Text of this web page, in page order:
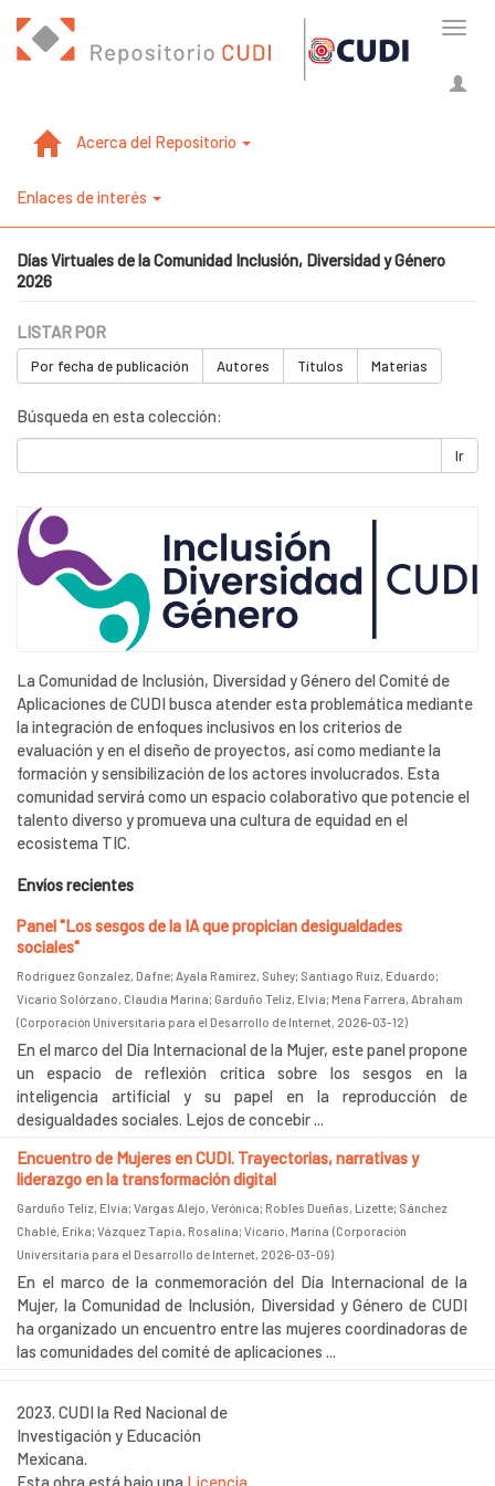
Acerca del Repositorio
Enlaces de interés
Días Virtuales de la Comunidad Inclusión, Diversidad y Género
2026
LISTAR POR
Por fecha de publicación Autores Títulos Materias
Búsqueda en esta colección:
Ir
La Comunidad de Inclusión, Diversidad y Género del Comité de
Aplicaciones de CUDI busca atender esta problemática mediante
la integración de enfoques inclusivos en los criterios de
evaluación y en el diseño de proyectos, así como mediante la
formación y sensibilización de los actores involucrados. Esta
comunidad servirá como un espacio colaborativo que potencie el
talento diverso y promueva una cultura de equidad en el
ecosistema TIC.
Envíos recientes
Panel "Los sesgos de la IA que propician desigualdades
sociales"
Rodriguez Gonzalez, Dafne; Ayala Ramírez, Suhey; Santiago Ruiz, Eduardo;
Vicario Solórzano, Claudia Marina; Garduño Teliz, Elvia; Mena Farrera, Abraham
(Corporación Universitaria para el Desarrollo de Internet 2026-03-12)
En el marco del Día Internacional de la Mujer, este panel propone
un espacio de reflexión crítica sobre los sesgos en la
inteligencia artificial y su papel en la reproducción de
desigualdades sociales. Lejos de concebir ...
Encuentro de Mujeres en CUDI. Trayectorias, narrativas y
liderazgo en la transformación digital
Garduño Teliz, Elvia; Vargas Alejo, Verónica; Robles Dueñas, Lizette; Sánchez
Chablé, Erika; Vázquez Tapia, Rosalina; Vicario, Marina (Corporación
Universitaria para el Desarrollo de Internet 2026-03-09)
En el marco de la conmemoración del Día Internacional de la
Mujer, la Comunidad de Inclusión, Diversidad y Género de CUDI
ha organizado un encuentro entre las mujeres coordinadoras de
las comunidades del comité de aplicaciones ...
2023. CUDI la Red Nacional de
Investigación y Educación
Mexicana.
Esta obra está bajo una Licencia